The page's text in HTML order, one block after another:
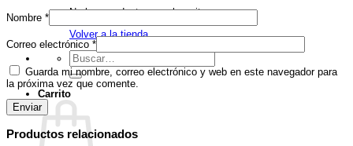
No hay productos en el carrito.
Volver a la tienda
Buscar
por:
Carrito
Nombre *
Correo electrónico *
Guarda mi nombre, correo electrónico y web en este navegador para
la próxima vez que comente.
Productos relacionados